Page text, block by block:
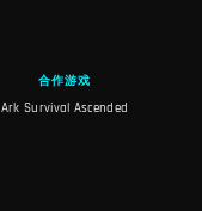
合作游戏
Ark Survival Ascended